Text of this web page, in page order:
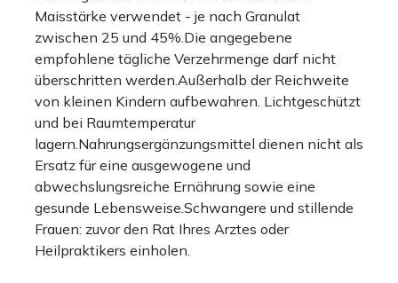
Maisstärke verwendet - je nach Granulat
zwischen 25 und 45%.Die angegebene
empfohlene tägliche Verzehrmenge darf nicht
überschritten werden.Außerhalb der Reichweite
von kleinen Kindern aufbewahren. Lichtgeschützt
und bei Raumtemperatur
lagern.Nahrungsergänzungsmittel dienen nicht als
Ersatz für eine ausgewogene und
abwechslungsreiche Ernährung sowie eine
gesunde Lebensweise.Schwangere und stillende
Frauen: zuvor den Rat Ihres Arztes oder
Heilpraktikers einholen.